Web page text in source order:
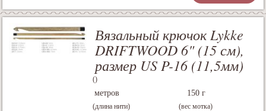
Вязальный крючок Lykke
DRIFTWOOD 6" (15 см),
размер US P-16 (11,5мм)
()
метров
(длина нити)
150 г
(вес мотка)